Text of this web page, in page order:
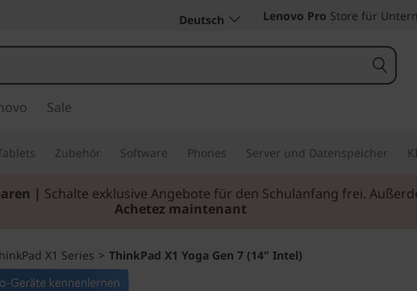
Deutsch Lenovo Pro Store für
Sale
Zubehör Software Phones Server und Datenspeicher
| Schalte exklusive Angebote für den Schulanfang frei.
Achetez maintenant
X1 Series > ThinkPad X1 Yoga Gen 7 (14" Intel)